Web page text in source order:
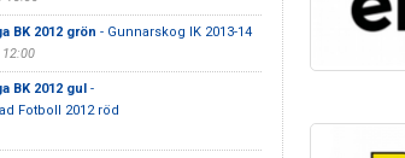
BK 2012 grön - Gunnarskog IK 2013-14
BK 2012 gul-
Fotboll 2012 röd